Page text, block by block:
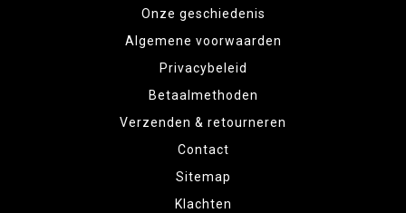
Onze geschiedenis
Algemene voorwaarden
Privacybeleid
Betaalmethoden
Verzenden & retourneren
Contact
Sitemap
Klachten